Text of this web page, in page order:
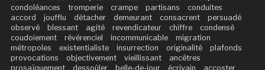
condoléances
tromperie crampe partisans
conduites
accord
joufflu détacher demeurant consacrent
persuadé
observé
blessant agité revendicateur chiffre
condensé
coudoiement
révérenciel incommunicable
migration
métropoles
existentialiste insurrection originalité
plafonds
provocations
objectivement vieillissant
ancêtres
prosaïquement
dessoûler belle-de-jour écrivain
accoster